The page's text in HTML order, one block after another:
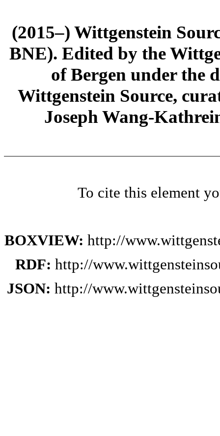
(2015–) Wittgenstein
BNE). Edited by the
of Bergen under the
Wittgenstein Source,
Joseph Wang-
To cite this element
BOXVIEW: http://
RDF: http://
JSON: http://